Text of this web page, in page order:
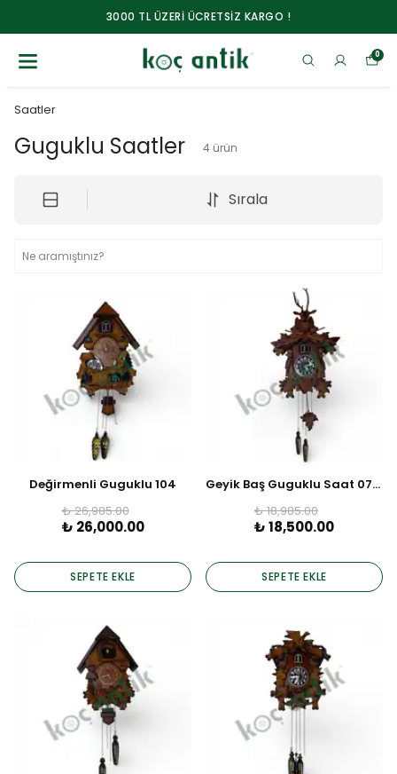
3000 TL ÜZERİ ÜCRETSİZ KARGO !
0
Saatler
Guguklu Saatler 4 ürün
Sırala
Değirmenli Guguklu 104
₺ 26,985.00
₺ 26,000.00
SEPETE EKLE
Geyik Baş Guguklu Saat 0716
₺ 18,985.00
₺ 18,500.00
SEPETE EKLE